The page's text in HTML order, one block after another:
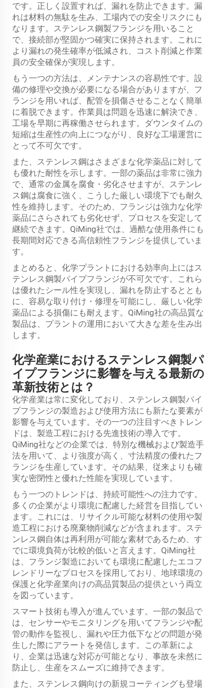
です。正しく設置すれば、漏れを防止できます。漏
れは材料の無駄を生み、工場内での安全リスクにも
なります。ステンレス鋼製フランジを用いること
で、接続部が堅固かつ確実に保持されます。これに
より漏れの発生確率が低減され、コスト削減と作業
員の安全確保が実現します。
もう一つの方法は、メンテナンスの容易性です。設
備の修理や交換が必要になる場合がありますが、フ
ランジを用いれば、配管を損傷させることなく簡単
に着脱できます。作業員は問題を迅速に解決でき、
工場を早期に再稼働させられます。ダウンタイムの
短縮は生産性の向上につながり、良好な工場運営に
とって不可欠です。
また、ステンレス鋼はさまざまな化学薬品に対して
も優れた耐性を示します。一部の薬品は非常に強力
で、通常の金属を腐食・劣化させますが、ステンレ
ス鋼は腐食に強く、こうした厳しい環境下でも耐久
性を維持します。そのため、フランジは強力な化学
薬品にさらされても劣化せず、プロセスを安定して
継続できます。QiMing社では、過酷な使用条件にも
長期間対応できる高信頼性フランジを提供していま
す。
まとめると、化学プラントにおける効率向上にはス
テンレス鋼製パイプフランジが不可欠です。これら
は優れたシール性を実現し、漏れを防止するととも
に、容易な取り付け・修理を可能にし、厳しい化学
薬品による損傷にも耐えます。QiMing社の高品質な
製品は、プラントの運用において大きな差を生み出
します。
化学産業におけるステンレス鋼製パ
イプフランジに影響を与える最新の
革新技術とは？
化学産業は常に変化しており、ステンレス鋼製パイ
プフランジの製造および使用方法にも新たな要素が
影響を与えています。その一つの注目すべきトレン
ドは、製造工程における先進技術の導入です。
QiMing社などの企業では、特別な機械および製造手
法を用いて、より強度が高く、寸法精度の優れたフ
ランジを生産しています。その結果、従来よりも確
実な密閉性と優れた性能を実現しています。
もう一つのトレンドは、持続可能性への注力です。
多くの企業がより環境に配慮した経営を目指してい
ます。これには、リサイクル可能な材料の使用や製
造工程における廃棄物削減などが含まれます。ステ
ンレス鋼自体は再利用が可能な素材であるため、す
でに環境負荷が比較的低いと言えます。QiMing社
は、フランジ製造においても環境に配慮したエコフ
レンドリーなプロセスを採用しており、地球環境の
保護と化学産業向けの高品質製品の提供という両立
を図っています。
スマート技術も導入が進んでいます。一部の製品で
は、センサーやモニタリングを用いてフランジや配
管の動作を監視し、漏れや圧力低下などの問題が発
生した際にアラートを発信します。この革新によ
り、企業は迅速な対応が可能となり、事故を未然に
防止し、生産をスムーズに維持できます。
また、ステンレス鋼向けの新規コーティングも登場